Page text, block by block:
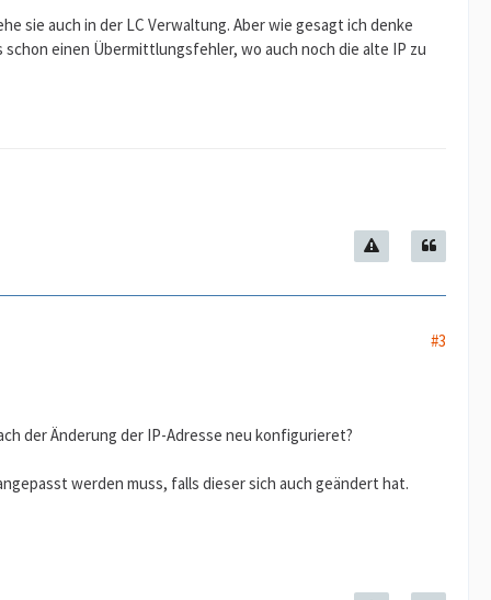
sie auch in der LC Verwaltung. Aber wie gesagt ich denke
einen Übermittlungsfehler, wo auch noch die alte IP zu
#3
der Änderung der IP-Adresse neu konfigurieret?
werden muss, falls dieser sich auch geändert hat.